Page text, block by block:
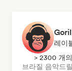
레이
> 2300 개
브라질 음악드